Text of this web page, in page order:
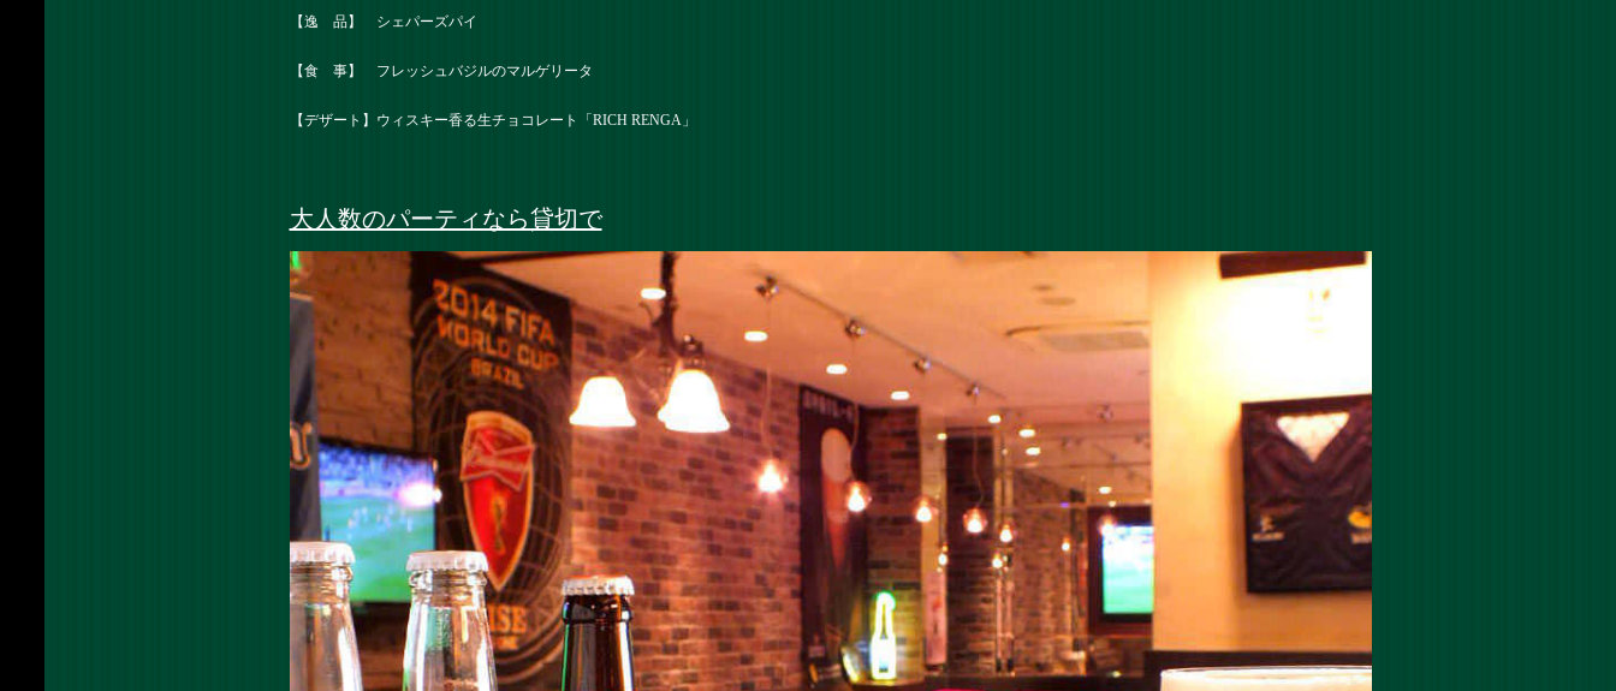
【逸 品】 シェパーズパイ
【食 事】 フレッシュバジルのマルゲリータ
【デザート】ウィスキー香る生チョコレート「RICH RENGA」
大人数のパーティなら貸切で